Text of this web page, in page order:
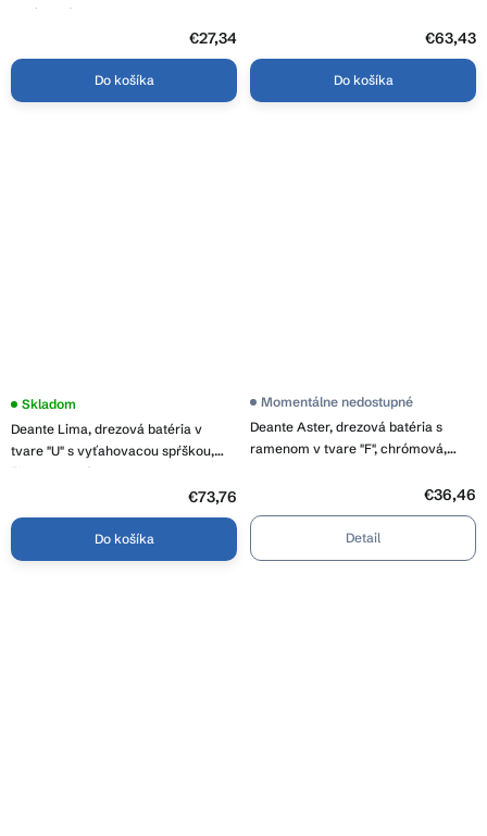
chrómová, BEZ_062L
€27,34
Do košíka
€63,43
Do košíka
Deante Lima, drezová batéria v
tvare "U" s vyťahovacou spŕškou,
čierna matná, DEA-BBM_N72M
Skladom
€73,76
Do košíka
Deante Aster, drezová batéria s
ramenom v tvare "F", chrómová,
Momentálne nedostupné
€36,46
Detail